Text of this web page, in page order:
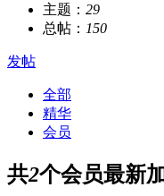
主题： 29
总帖： 150
发帖
全部
精华
会员
共2个会员最新